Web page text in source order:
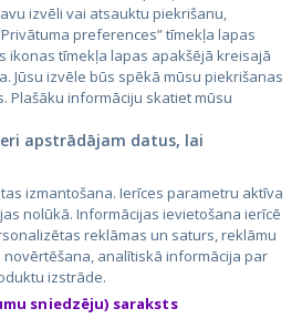
CVbankas.lt
Kainos.lt
Paslaugos.lt
auto24.ee
Osta.ee
izvēli vai atsauktu piekrišanu,
preferences” tīmekļa lapas
ikonas tīmekļa lapas apakšējā kreisajā
Jūsu izvēle būs spēkā mūsu piekrišanas
Plašāku informāciju skatiet mūsu
apstrādājam datus, lai
izmantošana. Ierīces parametru aktīva
nolūkā. Informācijas ievietošana ierīcē
reklāmas un saturs, reklāmu
analītiskā informācija par
izstrāde.
sniedzēju) saraksts